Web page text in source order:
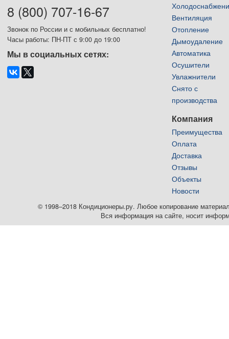
8 (800) 707-16-67
Звонок по России и с мобильных бесплатно!
Часы работы: ПН-ПТ с 9:00 до 19:00
Мы в социальных сетях:
Вентиляция
Отопление
Дымоудаление
Автоматика
Осушители
Увлажнители
Снято с
производства
Компания
Преимущества
Оплата
Доставка
Отзывы
Объекты
Новости
© 1998–2018 Кондиционеры.ру. Любое копирование
Вся информация на сайте, носит